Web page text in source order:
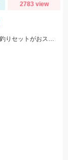
2783 view
仕掛はTulinoオリジナル キス・ハゼが狙える楽々投げ釣りセットがおススメです！